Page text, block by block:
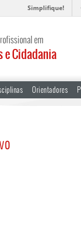
Simplifique!
em
e Cidadania
Orientadores